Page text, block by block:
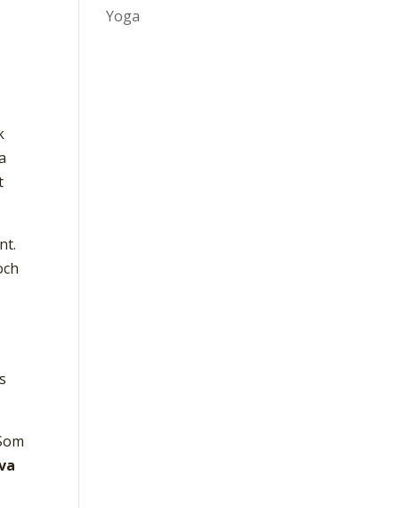
Yoga